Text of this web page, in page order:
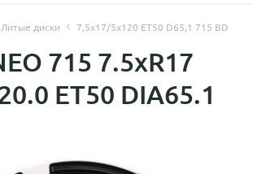
Литые диски 7,5x17/5x120 ET50 D65,1 715 BD
715 7.5xR17
ET50 DIA65.1